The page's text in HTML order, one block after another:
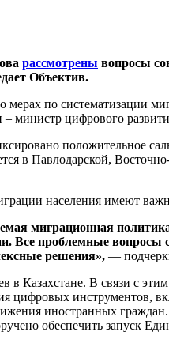
рассмотрены вопросы
Объектив.
по систематизации
министр цифрового
положительное
в Павлодарской,
населения имеют
миграционная
Все проблемные
решения», —
Казахстане. В связи с
инструментов,
иностранных
обеспечить запуск